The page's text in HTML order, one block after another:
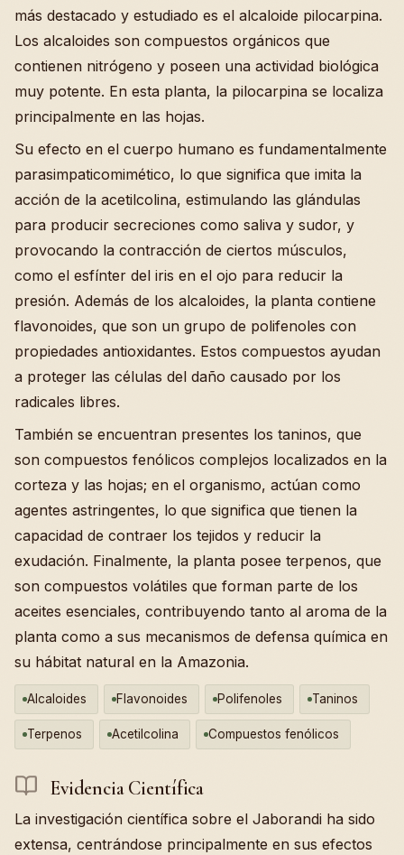
más destacado y estudiado es el alcaloide pilocarpina.
Los alcaloides son compuestos orgánicos que
contienen nitrógeno y poseen una actividad biológica
muy potente. En esta planta, la pilocarpina se localiza
principalmente en las hojas.
Su efecto en el cuerpo humano es fundamentalmente
parasimpaticomimético, lo que significa que imita la
acción de la acetilcolina, estimulando las glándulas
para producir secreciones como saliva y sudor, y
provocando la contracción de ciertos músculos,
como el esfínter del iris en el ojo para reducir la
presión. Además de los alcaloides, la planta contiene
flavonoides, que son un grupo de polifenoles con
propiedades antioxidantes. Estos compuestos ayudan
a proteger las células del daño causado por los
radicales libres.
También se encuentran presentes los taninos, que
son compuestos fenólicos complejos localizados en la
corteza y las hojas; en el organismo, actúan como
agentes astringentes, lo que significa que tienen la
capacidad de contraer los tejidos y reducir la
exudación. Finalmente, la planta posee terpenos, que
son compuestos volátiles que forman parte de los
aceites esenciales, contribuyendo tanto al aroma de la
planta como a sus mecanismos de defensa química en
su hábitat natural en la Amazonia.
Alcaloides Flavonoides Polifenoles Taninos
Terpenos Acetilcolina Compuestos fenólicos
Evidencia Científica
La investigación científica sobre el Jaborandi ha sido
extensa, centrándose principalmente en sus efectos